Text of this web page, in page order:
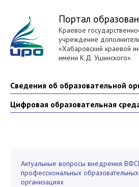
Портал
Краевое
учреждение
«Хабаровский краевой
имени К.Д. Ушинского»
Сведения об образовательной
Цифровая образовательная
Актуальные вопросы внедрения
профессиональных образовательных
организациях